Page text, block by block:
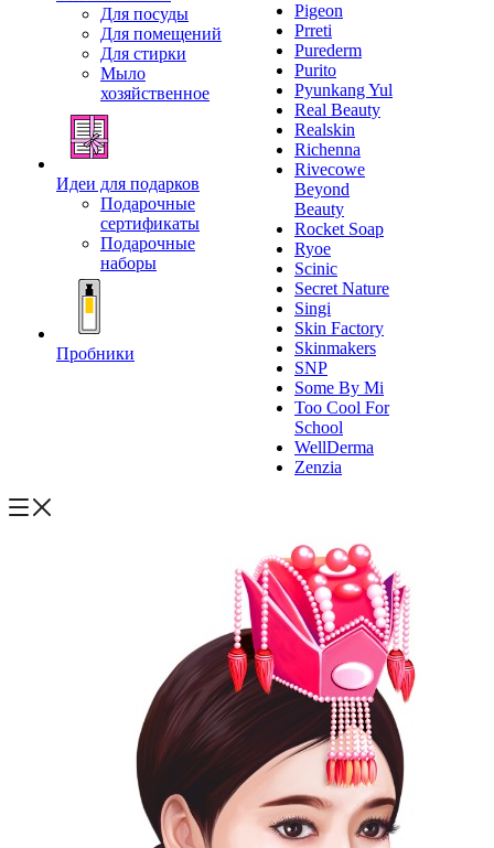
Для посуды
Для помещений
Для стирки
Мыло
хозяйственное
Идеи для подарков
Подарочные
сертификаты
Подарочные
наборы
Пробники
Pigeon
Prreti
Purederm
Purito
Pyunkang Yul
Real Beauty
Realskin
Richenna
Rivecowe
Beyond
Beauty
Rocket Soap
Ryoe
Scinic
Secret Nature
Singi
Skin Factory
Skinmakers
SNP
Some By Mi
Too Cool For
School
WellDerma
Zenzia